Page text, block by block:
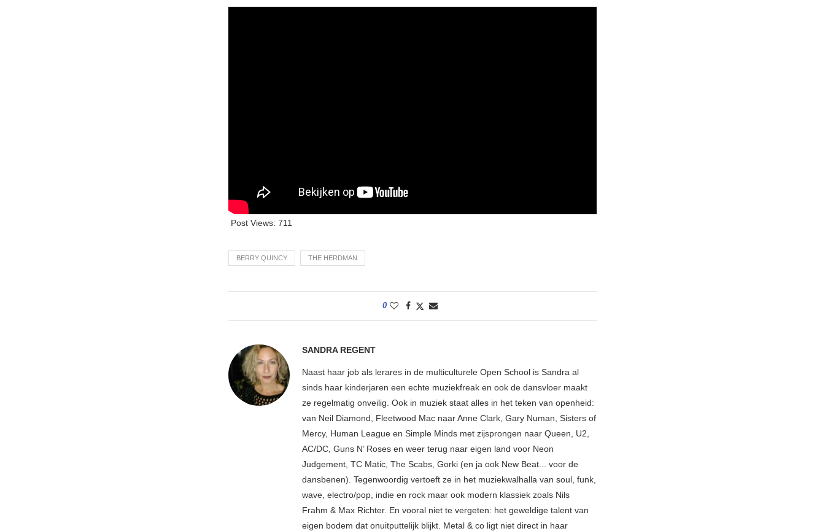
Post Views: 711
BERRY QUINCY THE HERDMAN
0
SANDRA REGENT
Naast haar job als lerares in de multiculturele Open School is Sandra al
sinds haar kinderjaren een echte muziekfreak en ook de dansvloer maakt
ze regelmatig onveilig. Ook in muziek staat alles in het teken van openheid:
van Neil Diamond, Fleetwood Mac naar Anne Clark, Gary Numan, Sisters of
Mercy, Human League en Simple Minds met zijsprongen naar Queen, U2,
AC/DC, Guns N’ Roses en weer terug naar eigen land voor Neon
Judgement, TC Matic, The Scabs, Gorki (en ja ook New Beat... voor de
dansbenen). Tegenwoordig vertoeft ze in het muziekwalhalla van soul, funk,
wave, electro/pop, indie en rock maar ook modern klassiek zoals Nils
Frahm & Max Richter. En vooral niet te vergeten: het geweldige talent van
eigen bodem dat onuitputtelijk blijkt. Metal & co ligt niet direct in haar